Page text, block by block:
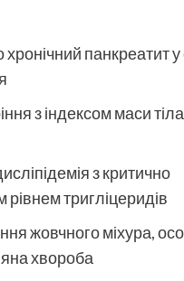
панкреатит у
з індексом маси
з критично
тригліцеридів
жовчного міхура,
хвороба